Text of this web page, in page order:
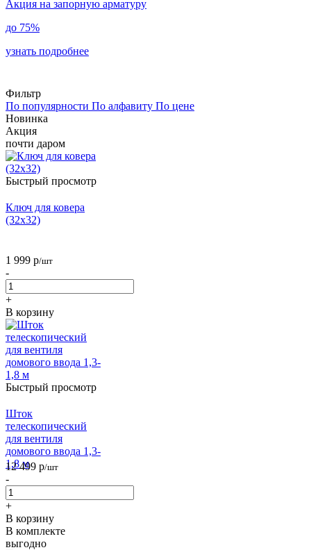
Акция на запорную арматуру
до 75%
узнать подробнее
Фильтр
По популярности По алфавиту По цене
Новинка
Акция
почти даром
Быстрый просмотр
Ключ для ковера
(32х32)
1 999 р/шт
-
+
В корзину
Быстрый просмотр
Шток
телескопический
для вентиля
домового ввода 1,3-
1,8 м
12 499 р/шт
-
+
В корзину
В комплекте
выгодно